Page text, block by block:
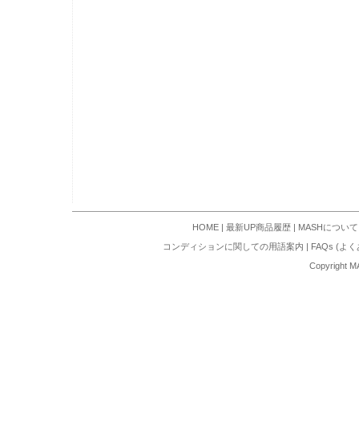
HOME | 最新UP商品履歴 | MASHについて
コンディションに関しての用語案内 | FAQs (よ
Copyright